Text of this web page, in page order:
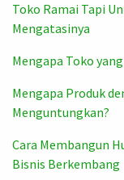
Toko Ramai Tapi
Mengatasinya
Mengapa Toko
Mengapa Produk
Menguntungkan?
Cara Membangun
Bisnis Berkembang